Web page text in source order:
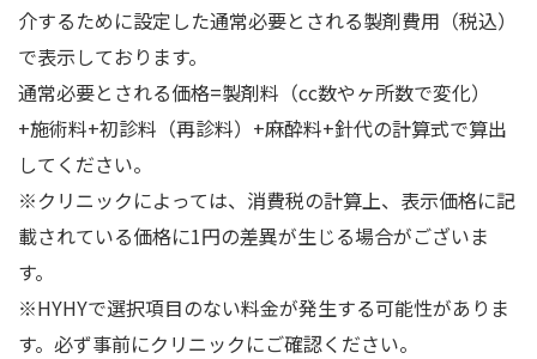
介するために設定した通常必要とされる製剤費用（税込）
で表示しております。
通常必要とされる価格=製剤料（cc数やヶ所数で変化）
+施術料+初診料（再診料）+麻酔料+針代の計算式で算出
してください。
※クリニックによっては、消費税の計算上、表示価格に記
載されている価格に1円の差異が生じる場合がございま
す。
※HYHYで選択項目のない料金が発生する可能性がありま
す。必ず事前にクリニックにご確認ください。